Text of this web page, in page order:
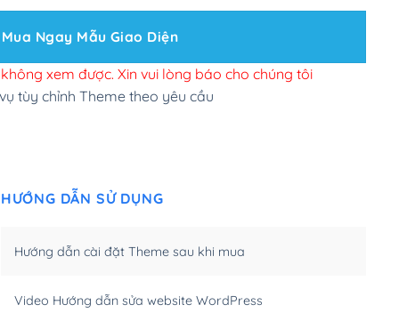
site Wordpress(+100,000₫)
đăng web(+300,000₫)
tuỳ chọn (+2,000,000₫)
(+450,000₫)
Mua Ngay Mẫu Giao Diện
xem được. Xin vui lòng báo cho chúng tôi
tùy chỉnh Theme theo yêu cầu
HƯỚNG DẪN SỬ DỤNG
Hướng dẫn cài đặt Theme sau khi mua
Video Hướng dẫn sửa website WordPress